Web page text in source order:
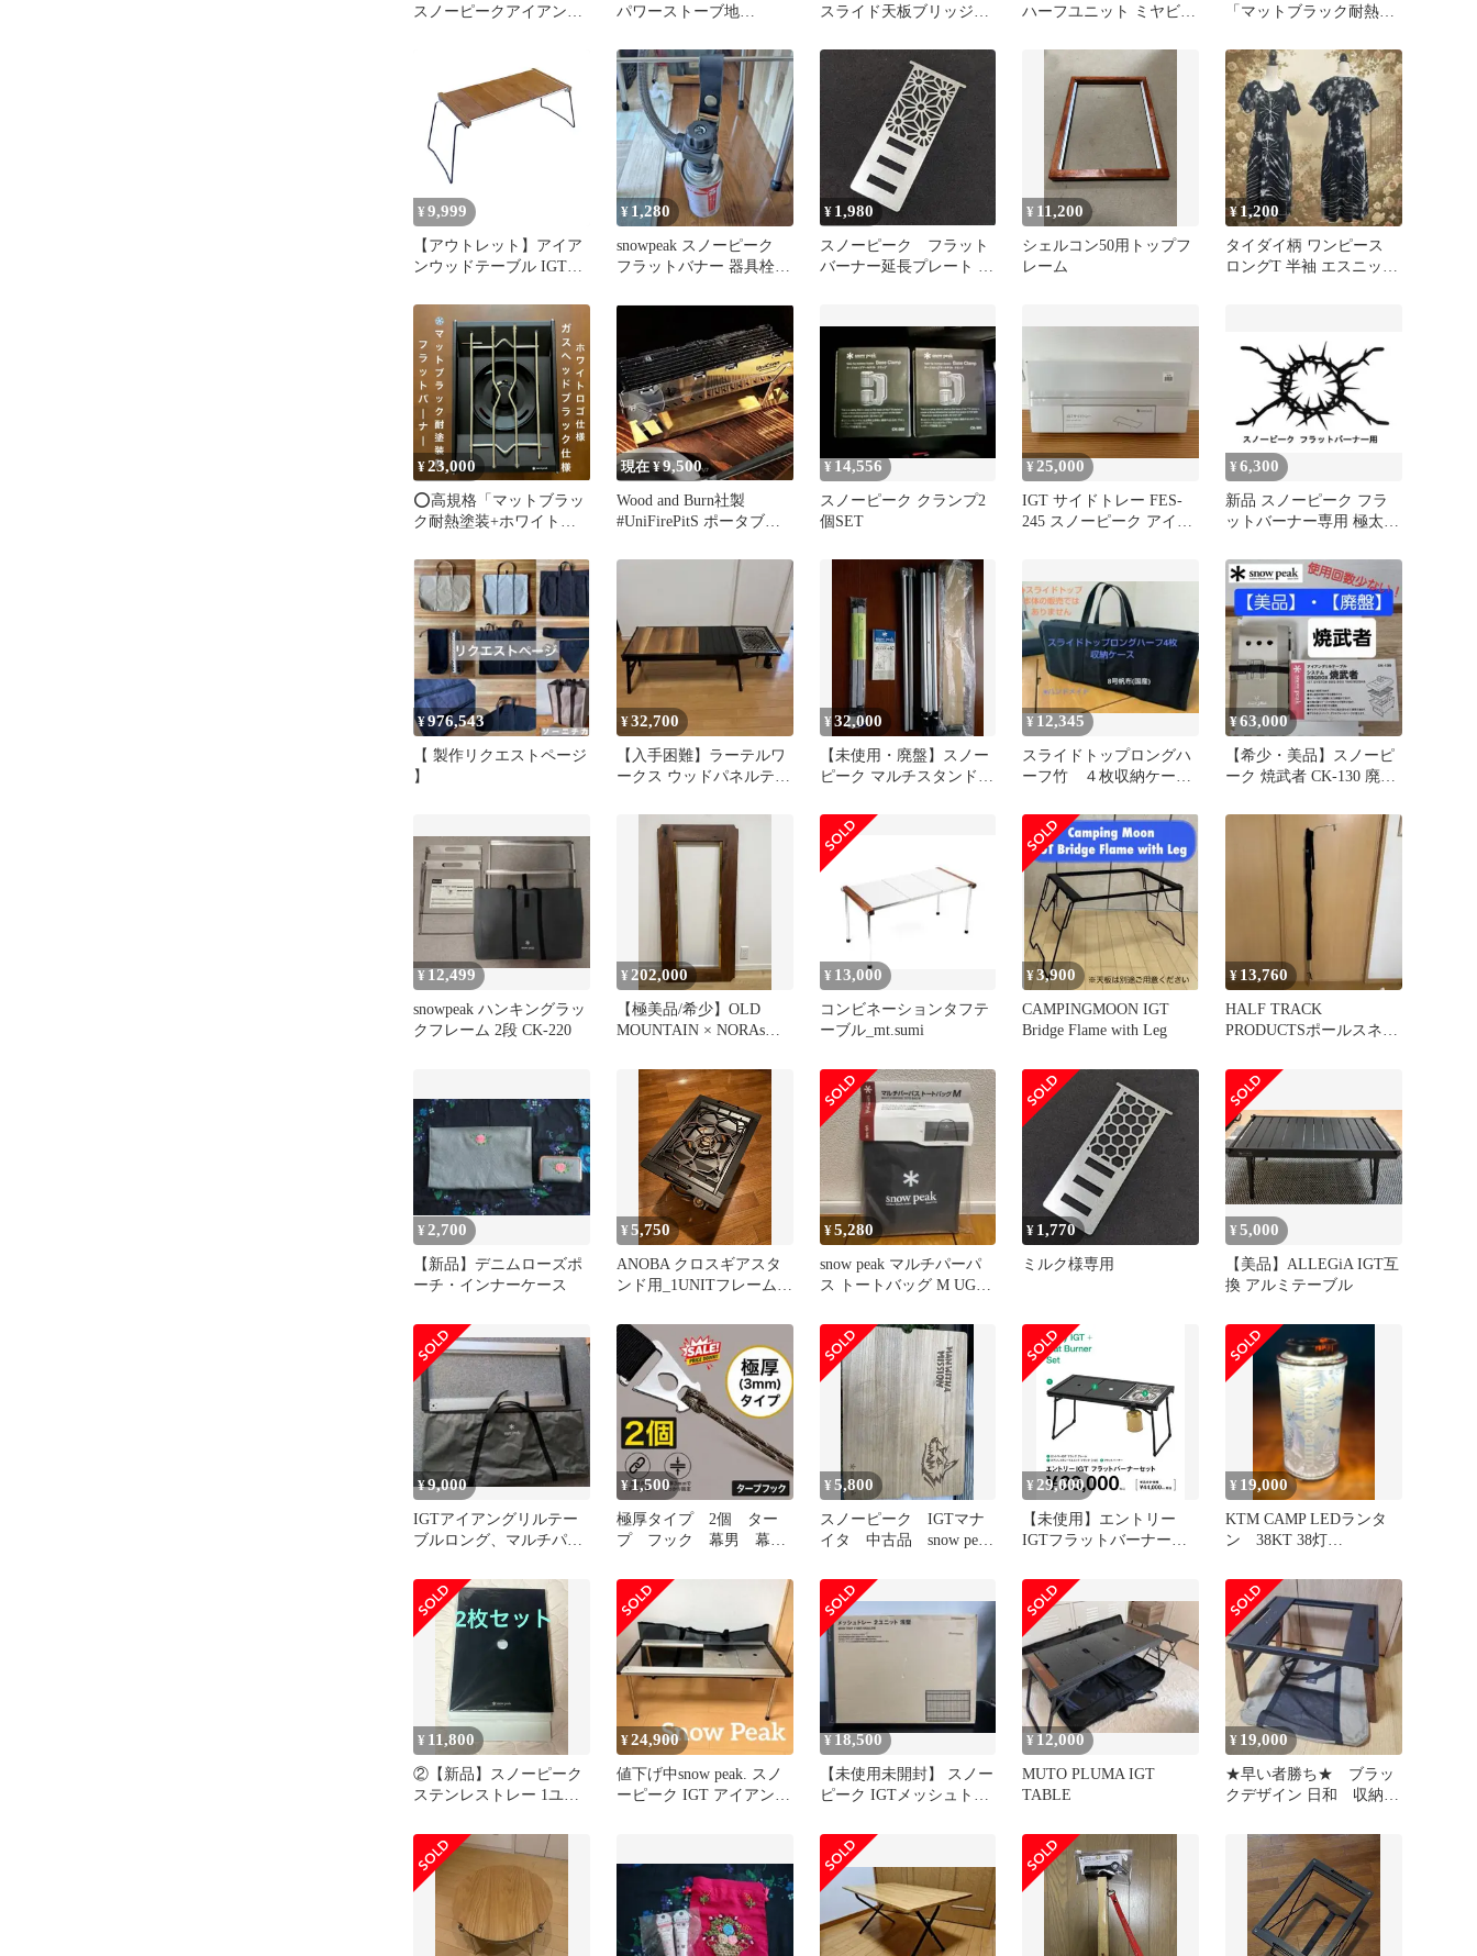
スノーピークアイアング
パワーストーブ地
スライド天板ブリッジテ
す
ハーフユニット ミヤビハ
「マットブラック耐熱塗
ットバーナー
¥ 9,999
【アウトレット】アイア
ンウッドテーブル IGT規
ト フラットバーナー利用
可 キャンプテーブル 折
り畳みテーブル アウトド
アテーブル スリム 木製
クッション収納袋付 天然
木 プレート キャンプテ
ーブル ウッドテーブル
¥ 1,280
snowpeak スノーピーク
フラットバナー 器具栓
¥ 1,980
スノーピーク フラット
バーナー延長プレート ア
¥ 11,200
シェルコン50用トップフ
レーム
¥ 1,200
タイダイ柄 ワンピース
ロングT 半袖 エスニック
¥23,000
⭕️高規格「マットブラッ
ク耐熱塗装+ホワイトロ
フラットバーナーGS-
450R
現在 ¥9,500
Wood and Burn社製
#UniFirePitS ポータブル
¥ 14,556
スノーピーク クランプ2
個SET
¥ 25,000
IGT サイドトレー FES-
245 スノーピーク アイア
¥6,300
新品 スノーピーク フラ
ットバーナー専用 極太
¥976,543
【 製作リクエストページ
】
¥32,700
【入手困難】ラーテルワ
ークス ウッドパネルテー
ット
¥32,000
【未使用・廃盤】スノー
ピーク マルチスタンド
完品
¥ 12,345
スライドトップロングハ
ーフ竹 ４枚収納ケー
¥63,000
【希少・美品】スノーピ
ーク 焼武者 CK-130 廃盤
¥ 12,499
snowpeak ハンキングラッ
クフレーム 2段 CK-220
¥202,000
【極美品/希少】OLD
MOUNTAIN × NORAsフ
¥ 13,000
コンビネーションタフテ
ーブル_mt.sumi
¥3,900
CAMPINGMOON IGT
Bridge Flame with Leg
¥ 13,760
HALF TRACK
PRODUCTSポールスネー
バー
¥2,700
【新品】デニムローズポ
ーチ・インナーケース
¥5,750
ANOBA クロスギアスタ
ンド用_1UNITフレーム
¥5,280
snow peak マルチパーパ
ス トートバッグ M UG-
¥ 1,770
ミルク様専用
¥5,000
【美品】ALLEGiA IGT互
換 アルミテーブル
¥9,000
IGTアイアングリルテー
ブルロング、マルチパー
¥1,500
極厚タイプ 2個 ター
プ フック 幕男 幕
クワン ②
¥5,800
スノーピーク IGTマナ
イタ 中古品 snow peak
¥29,000
【未使用】エントリー
IGTフラットバーナーセ
¥ 19,000
KTM CAMP LEDランタ
ン 38KT 38灯
¥ 11,800
②【新品】スノーピーク
ステンレストレー 1ユニ
です。
¥24,900
値下げ中snow peak. スノ
ーピーク IGT アイアング
¥ 18,500
【未使用未開封】 スノー
ピーク IGTメッシュトレ
少
¥ 12,000
MUTO PLUMA IGT
TABLE
¥ 19,000
★早い者勝ち★ ブラッ
クデザイン 日和 収納袋